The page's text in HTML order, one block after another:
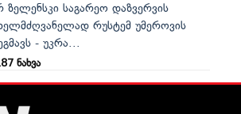
საგარეო დაზვერვის
რუსტემ უმეროვის
- უკრა...
ნახვა